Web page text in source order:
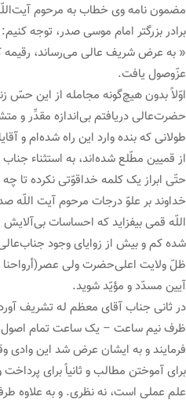
برادر بزرگتر امام موسی صدر، توجه کنیم:
« به عرض شریف عالی می‌رساند، رقیمه
عزّوصول یافت.
اوّلاً بدون هیچ‌گونه مجامله از این حسّ
حضرت‌عالی دریافتم بی‌اندازه مقدِّر و
طولانی که بنده وارد این راه شده‌ام و
از قمیین مطّلع شده‌اند، به استثناء
حتّی ابراز یک کلمه خداقوّتی نکرده
خداوند بر علوّ درجات مرحوم آیت اللّه
اللّه قمی بیفزاید که احساسات بی‌آلایش
شده کم و بیش از زوایای وجود
ظلّ ولایت اعلی‌حضرت ولی عصر(أرواحنا
آیین مسدّد و مؤیّد شوید.
در ثانی جناب آقای معظم له تشریف
ظرف نیم ساعت – یک ساعت تمام اصول و
فرمایند و به ایشان عرض شد این وادی
برای آموختن مطالب و ثانیاً برای
علم عملی است، نه نظری. و به علاوه